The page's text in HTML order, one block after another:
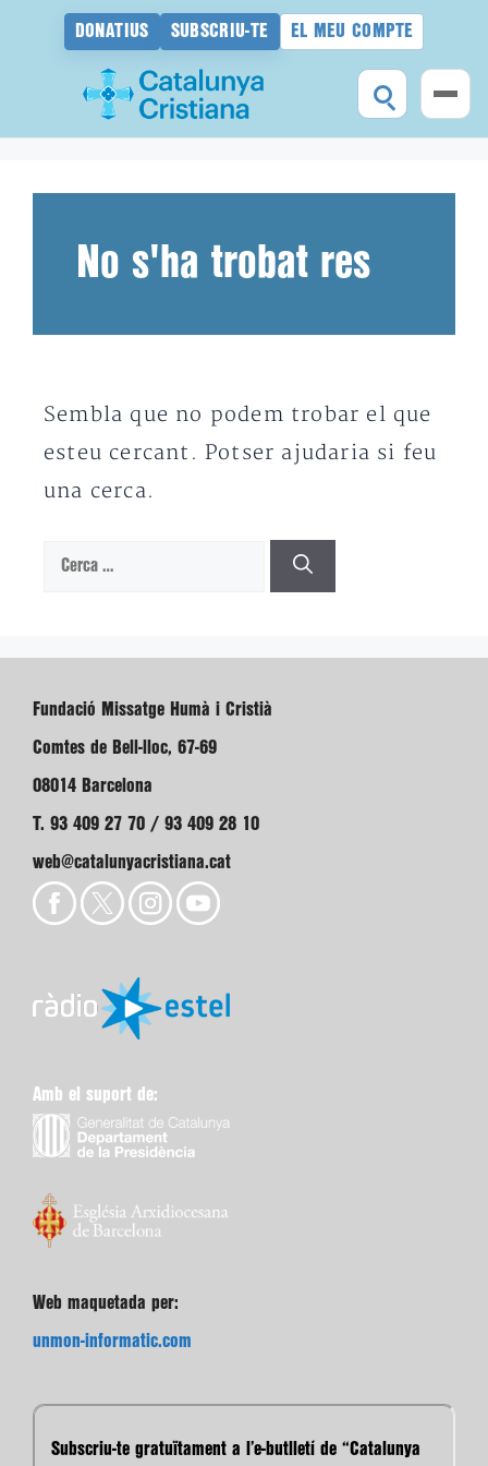
DONATIUS SUBSCRIU-TE EL MEU COMPTE
No s'ha trobat res
Sembla que no podem trobar el que
esteu cercant. Potser ajudaria si feu
una cerca.
Cerca:
Fundació Missatge Humà i Cristià
Comtes de Bell-lloc, 67-69
08014 Barcelona
T. 93 409 27 70 / 93 409 28 10
web@catalunyacristiana.cat
Amb el suport de:
Web maquetada per:
unmon-informatic.com
Subscriu-te gratuïtament a l’e-butlletí de “Catalunya